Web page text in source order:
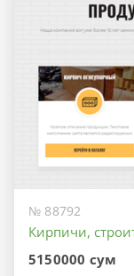
№ 88792
Кирпичи,
5150000 сум